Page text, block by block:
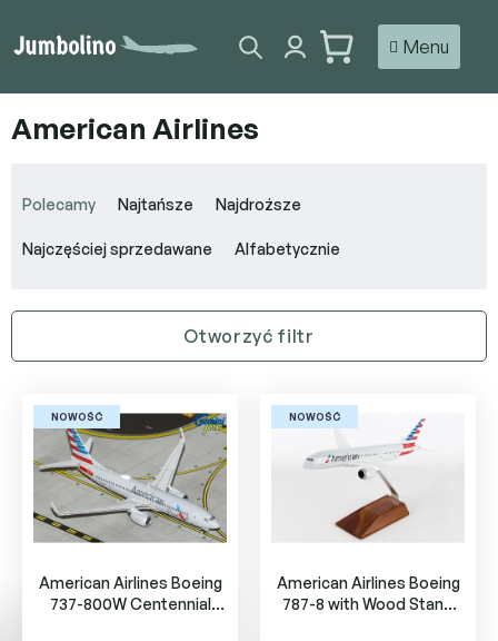
do
treści
KOSZYK
American Airlines
o
a
i
Polecamy Najtańsze Najdroższe
Najczęściej sprzedawane Alfabetycznie
Otworzyć filtr
NOWOŚĆ
American Airlines Boeing
737-800W Centennial
NOWOŚĆ
American Airlines Boeing
787-8 with Wood Stand